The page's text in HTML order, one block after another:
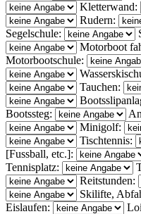
Kletterwand:
Rudern:
Segelschule:
Motorboot
Motorbootschule:
Tauchen:
Bootssteg:
Minigolf:
Tischtennis:
[Fussball, etc.]:
Tennisplatz:
Reitstunden:
Skilifte,
Eislaufen: